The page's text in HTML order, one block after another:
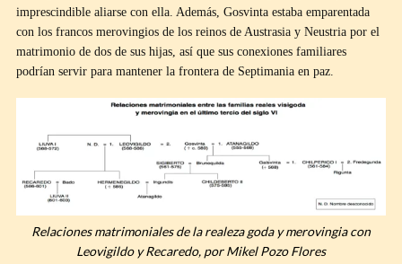
imprescindible aliarse con ella. Además, Gosvinta estaba emparentada
con los francos merovingios de los reinos de Austrasia y Neustria por el
matrimonio de dos de sus hijas, así que sus conexiones familiares
podrían servir para mantener la frontera de Septimania en paz.
Relaciones matrimoniales de la realeza goda y merovingia con
Leovigildo y Recaredo, por Mikel Pozo Flores